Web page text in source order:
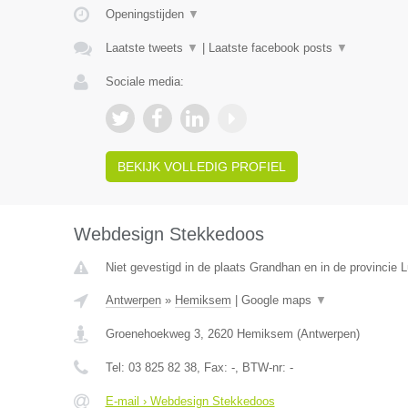
Openingstijden ▼
Laatste tweets ▼ Laatste facebook posts ▼
Sociale media:
BEKIJK VOLLEDIG PROFIEL
Webdesign Stekkedoos
Niet gevestigd in de plaats Grandhan en in de provincie
Antwerpen» Hemiksem Google maps ▼
Groenehoekweg 3, 2620 Hemiksem (Antwerpen)
Tel: 03 825 82 38, Fax: -, BTW-nr: -
E-mail › Webdesign Stekkedoos